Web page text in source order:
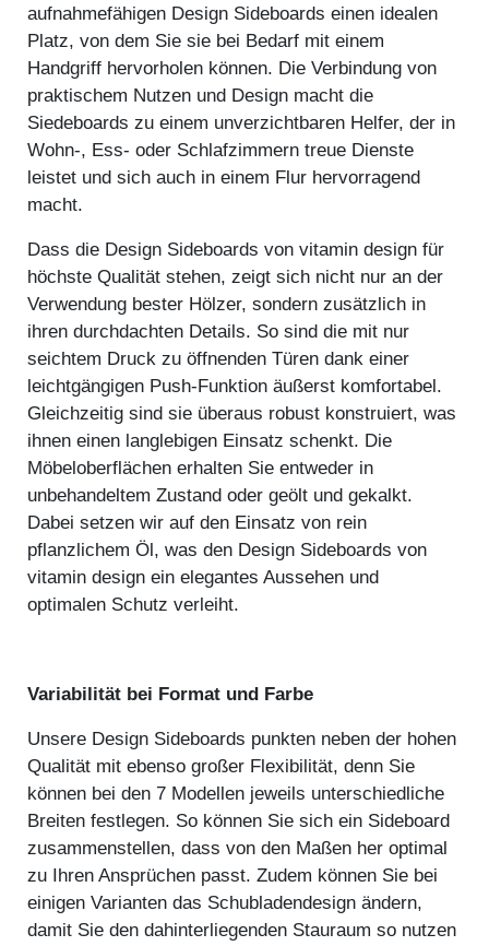
aufnahmefähigen Design Sideboards einen idealen
Platz, von dem Sie sie bei Bedarf mit einem
Handgriff hervorholen können. Die Verbindung von
praktischem Nutzen und Design macht die
Siedeboards zu einem unverzichtbaren Helfer, der in
Wohn-, Ess- oder Schlafzimmern treue Dienste
leistet und sich auch in einem Flur hervorragend
macht.
Dass die Design Sideboards von vitamin design für
höchste Qualität stehen, zeigt sich nicht nur an der
Verwendung bester Hölzer, sondern zusätzlich in
ihren durchdachten Details. So sind die mit nur
seichtem Druck zu öffnenden Türen dank einer
leichtgängigen Push-Funktion äußerst komfortabel.
Gleichzeitig sind sie überaus robust konstruiert, was
ihnen einen langlebigen Einsatz schenkt. Die
Möbeloberflächen erhalten Sie entweder in
unbehandeltem Zustand oder geölt und gekalkt.
Dabei setzen wir auf den Einsatz von rein
pflanzlichem Öl, was den Design Sideboards von
vitamin design ein elegantes Aussehen und
optimalen Schutz verleiht.
Variabilität bei Format und Farbe
Unsere Design Sideboards punkten neben der hohen
Qualität mit ebenso großer Flexibilität, denn Sie
können bei den 7 Modellen jeweils unterschiedliche
Breiten festlegen. So können Sie sich ein Sideboard
zusammenstellen, dass von den Maßen her optimal
zu Ihren Ansprüchen passt. Zudem können Sie bei
einigen Varianten das Schubladendesign ändern,
damit Sie den dahinterliegenden Stauraum so nutzen